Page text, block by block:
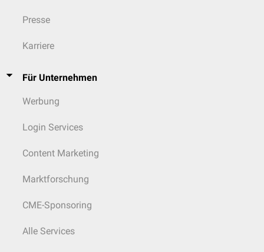
Presse
Karriere
Für Unternehmen
Werbung
Login Services
Content Marketing
Marktforschung
CME-Sponsoring
Alle Services